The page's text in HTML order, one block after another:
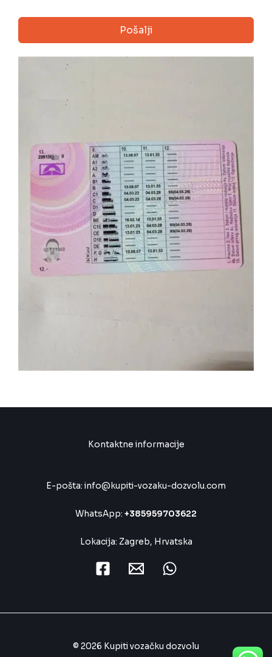
Pošalji
Kontaktne informacije
E-pošta: info@kupiti-vozaku-dozvolu.com
WhatsApp: +385959703622
Lokacija: Zagreb, Hrvatska
© 2026 Kupiti vozačku dozvolu